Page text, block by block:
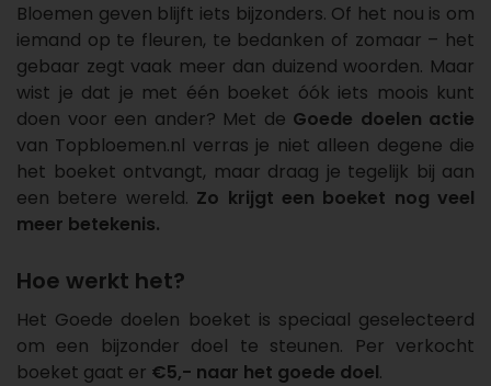
Bloemen geven blijft iets bijzonders. Of het nou is om
iemand op te fleuren, te bedanken of zomaar – het
gebaar zegt vaak meer dan duizend woorden. Maar
wist je dat je met één boeket óók iets moois kunt
doen voor een ander? Met de Goede doelen actie
van Topbloemen.nl verras je niet alleen degene die
het boeket ontvangt, maar draag je tegelijk bij aan
een betere wereld. Zo krijgt een boeket nog veel
meer betekenis.
Hoe werkt het?
Het Goede doelen boeket is speciaal geselecteerd
om een bijzonder doel te steunen. Per verkocht
boeket gaat er €5,- naar het goede doel.